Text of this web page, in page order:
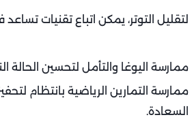
لتقليل التوتر، يمكن اتباع تقنيات
ممارسة اليوغا والتأمل لتحسين الحالة
ممارسة التمارين الرياضية بانتظام
السعادة.